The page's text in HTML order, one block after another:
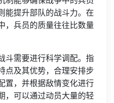
能提升部队的战斗力。在
，兵员的质量往往比数量
斗需要进行科学调配。指
点及其优势，合理安排步
置，并根据敌情变化进行
，可以通过动员大量的轻